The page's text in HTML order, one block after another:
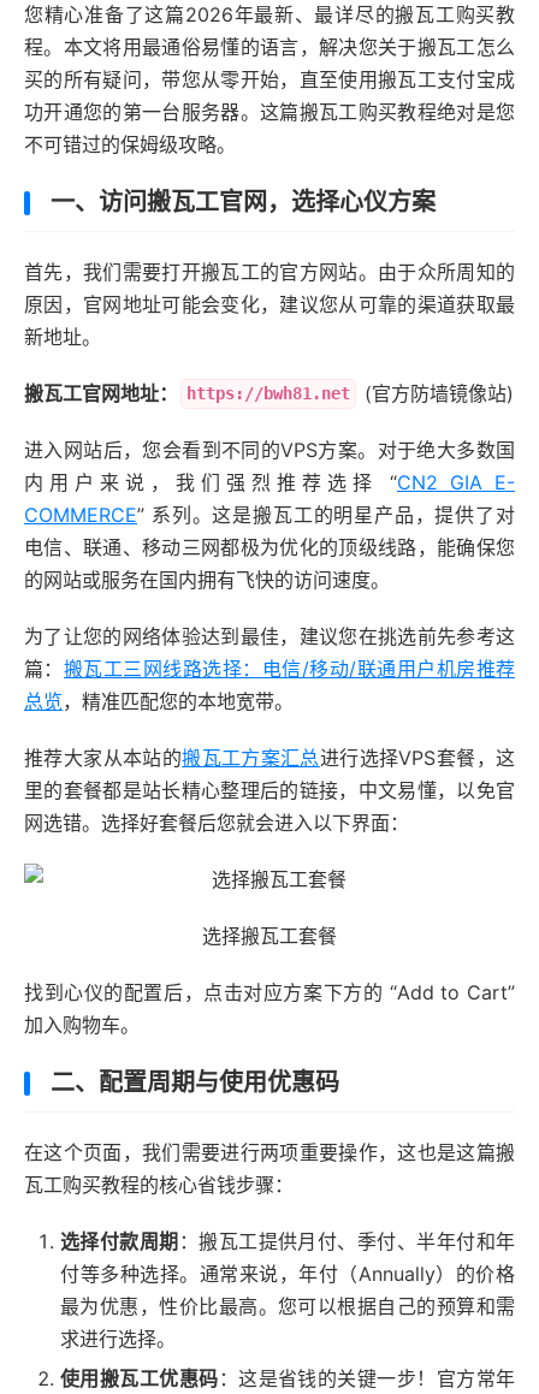
您精心准备了这篇2026年最新、最详尽的搬瓦工购买教
程。本文将用最通俗易懂的语言，解决您关于搬瓦工怎么
买的所有疑问，带您从零开始，直至使用搬瓦工支付宝成
功开通您的第一台服务器。这篇搬瓦工购买教程绝对是您
不可错过的保姆级攻略。
一、访问搬瓦工官网，选择心仪方案
首先，我们需要打开搬瓦工的官方网站。由于众所周知的
原因，官网地址可能会变化，建议您从可靠的渠道获取最
新地址。
搬瓦工官网地址： https://bwh81.net (官方防墙镜像站)
进入网站后，您会看到不同的VPS方案。对于绝大多数国
内用户来说，我们强烈推荐选择 “CN2 GIA E-
COMMERCE” 系列。这是搬瓦工的明星产品，提供了对
电信、联通、移动三网都极为优化的顶级线路，能确保您
的网站或服务在国内拥有飞快的访问速度。
为了让您的网络体验达到最佳，建议您在挑选前先参考这
篇： 搬瓦工三网线路选择：电信/移动/联通用户机房推荐
总览，精准匹配您的本地宽带。
推荐大家从本站的搬瓦工方案汇总进行选择VPS套餐，这
里的套餐都是站长精心整理后的链接，中文易懂，以免官
网选错。选择好套餐后您就会进入以下界面：
选择搬瓦工套餐
找到心仪的配置后，点击对应方案下方的 “Add to Cart”
加入购物车。
二、配置周期与使用优惠码
在这个页面，我们需要进行两项重要操作，这也是这篇搬
瓦工购买教程的核心省钱步骤：
选择付款周期 ：搬瓦工提供月付、季付、半年付和年
付等多种选择。通常来说，年付（Annually）的价格
最为优惠，性价比最高。您可以根据自己的预算和需
求进行选择。
使用搬瓦工优惠码 ：这是省钱的关键一步！官方常年